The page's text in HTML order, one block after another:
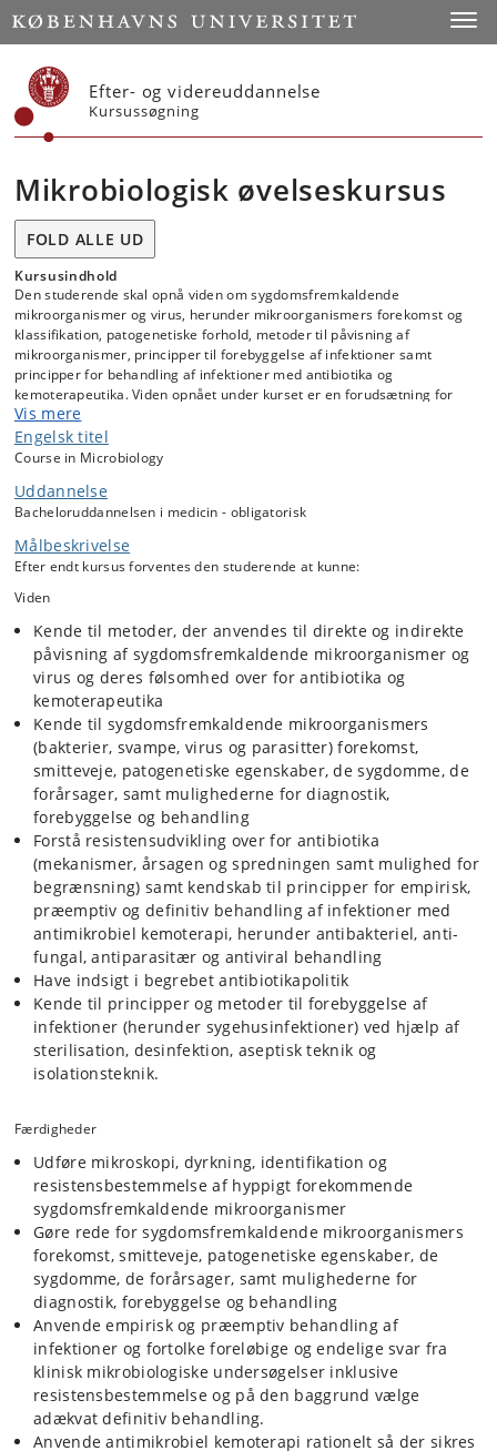
Start
Efter- og videreuddannelse
Kursussøgning
Mikrobiologisk øvelseskursus
FOLD ALLE UD
Kursusindhold
Den studerende skal opnå viden om sygdomsfremkaldende
mikroorganismer og virus, herunder mikroorganismers forekomst og
klassifikation, patogenetiske forhold, metoder til påvisning af
mikroorganismer, principper til forebyggelse af infektioner samt
principper for behandling af infektioner med antibiotika og
kemoterapeutika. Viden opnået under kurset er en forudsætning for
forståelse af infektioner relaterede til alle kliniske sygdomsenheder
og for en hygiejnisk ansvarlig adfærd under klinisk ophold.
Vis mere
Engelsk titel
Course in Microbiology
Uddannelse
Bacheloruddannelsen i medicin - obligatorisk
Målbeskrivelse
Efter endt kursus forventes den studerende at kunne:
Viden
Kende til metoder, der anvendes til direkte og indirekte
påvisning af sygdomsfremkaldende mikroorganismer og
virus og deres følsomhed over for antibiotika og
kemoterapeutika
Kende til sygdomsfremkaldende mikroorganismers
(bakterier, svampe, virus og parasitter) forekomst,
smitteveje, patogenetiske egenskaber, de sygdomme, de
forårsager, samt mulighederne for diagnostik,
forebyggelse og behandling
Forstå resistensudvikling over for antibiotika
(mekanismer, årsagen og spredningen samt mulighed for
begrænsning) samt kendskab til principper for empirisk,
præemptiv og definitiv behandling af infektioner med
antimikrobiel kemoterapi, herunder antibakteriel, anti-
fungal, antiparasitær og antiviral behandling
Have indsigt i begrebet antibiotikapolitik
Kende til principper og metoder til forebyggelse af
infektioner (herunder sygehusinfektioner) ved hjælp af
sterilisation, desinfektion, aseptisk teknik og
isolationsteknik.
Færdigheder
Udføre mikroskopi, dyrkning, identifikation og
resistensbestemmelse af hyppigt forekommende
sygdomsfremkaldende mikroorganismer
Gøre rede for sygdomsfremkaldende mikroorganismers
forekomst, smitteveje, patogenetiske egenskaber, de
sygdomme, de forårsager, samt mulighederne for
diagnostik, forebyggelse og behandling
Anvende empirisk og præemptiv behandling af
infektioner og fortolke foreløbige og endelige svar fra
klinisk mikrobiologiske undersøgelser inklusive
resistensbestemmelse og på den baggrund vælge
adækvat definitiv behandling.
Anvende antimikrobiel kemoterapi rationelt så der sikres